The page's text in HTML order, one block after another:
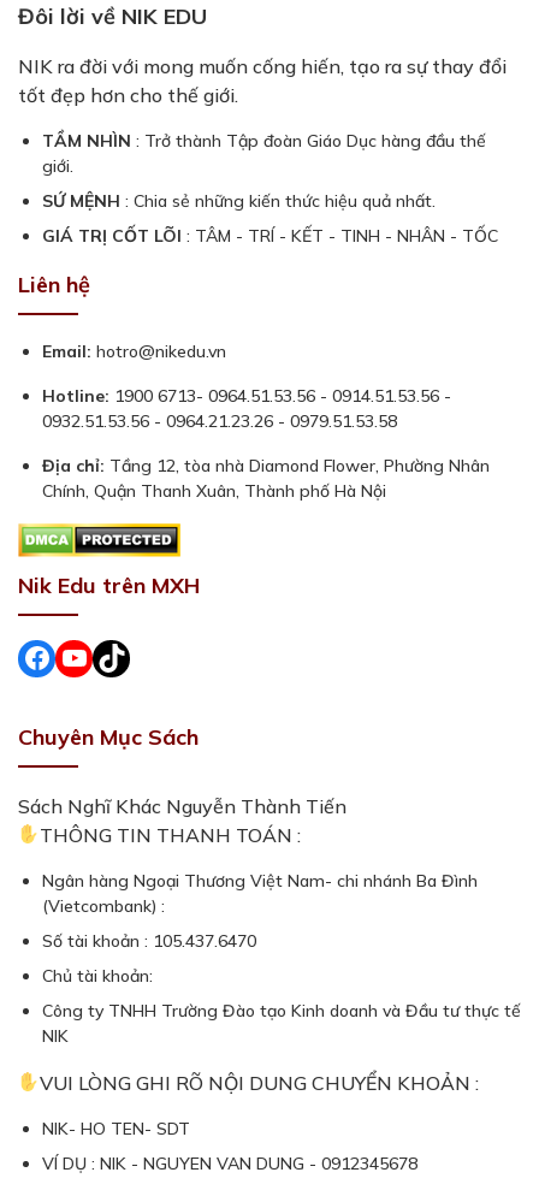
nay
Từ giữa năm 2022 đến nay, thị trường bất động sản
chịu nhiều tác động trực tiếp từ chính sách pháp luật
trong quá trình sửa đổi, chính sách tiền tệ với việc kiểm
soát tín dụng. Thêm vào đó, thị trường bất động sản
vẫn chưa phục hồi hoàn toàn sau đại dịch Covid 19. Có
thể nói đây là thời điểm khó khăn đối với thị trường nói
chung và các nhân viên môi giới nói riêng.
Tuy vậy, đây được xem là điều bình thường đối với chu
cơ hội với những người biết nắm bắt cơ hội. Chính vì
vậy, việc trang bị đầy đủ kiến thức chuyên môn qua việc
tham gia cáckhóa học môi giới bất động sản
2. Các khóa học môi giới bất
động sản phù hợp với những
ai
Các khóa học tại NIK dành cho mọi đối tượng
Cáckhóa học môi giới bất động sản
động sản, quản lý và điều hành các sàn giao dịch
bất động sản.
Đôi lời về NIK EDU
NIK ra đời với mong muốn cống hiến, tạo ra sự thay đổi
tốt đẹp hơn cho thế giới.
TẦM NHÌN : Trở thành Tập đoàn Giáo Dục hàng đầu thế
giới.
SỨ MỆNH : Chia sẻ những kiến thức hiệu quả nhất.
GIÁ TRỊ CỐT LÕI : TÂM - TRÍ - KẾT - TINH - NHÂN - TỐC
Liên hệ
Email: hotro@nikedu.vn
Hotline: 1900 6713- 0964.51.53.56 - 0914.51.53.56 -
0932.51.53.56 - 0964.21.23.26 - 0979.51.53.58
Địa chỉ: Tầng 12, tòa nhà Diamond Flower, Phường Nhân
Chính, Quận Thanh Xuân, Thành phố Hà Nội
Nik Edu trên MXH
Facebook # #
Chuyên Mục Sách
Sách Nghĩ Khác Nguyễn Thành Tiến
THÔNG TIN THANH TOÁN :
Ngân hàng Ngoại Thương Việt Nam- chi nhánh Ba Đình
(Vietcombank) :
Số tài khoản : 105.437.6470
Chủ tài khoản:
Công ty TNHH Trường Đào tạo Kinh doanh và Đầu tư thực tế
NIK
VUI LÒNG GHI RÕ NỘI DUNG CHUYỂN KHOẢN :
NIK- HO TEN- SDT
VÍ DỤ : NIK - NGUYEN VAN DUNG - 0912345678